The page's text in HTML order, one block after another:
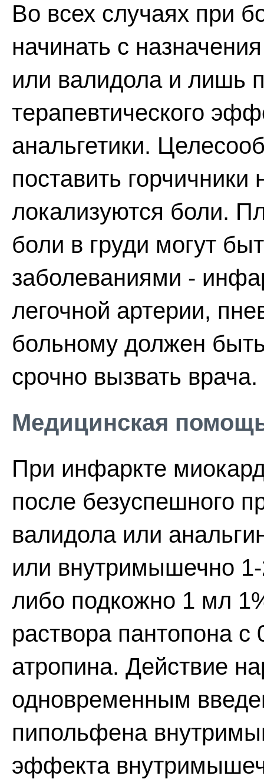
Во всех случаях при
начинать с
или валидола и лишь
терапевтического
анальгетики.
поставить горчичники
локализуются боли.
боли в груди могут
заболеваниями -
легочной артерии,
больному должен
срочно вызвать врача.
Медицинская
При инфаркте
после безуспешного
валидола или
или внутримышечно
либо подкожно 1 мл
раствора пантопона
атропина. Действие
одновременным
пипольфена
эффекта